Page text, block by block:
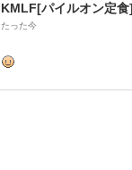
KMLF[パイルオン定食]
たった今